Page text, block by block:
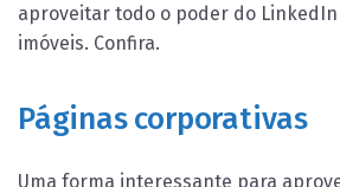
aproveitar todo o poder do
imóveis. Confira.
Páginas corporativas
Uma forma interessante para